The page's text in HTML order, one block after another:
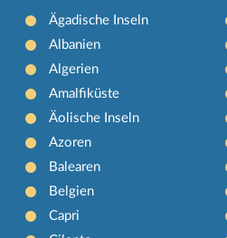
Ägadische Inseln
Albanien
Algerien
Amalfiküste
Äolische Inseln
Azoren
Balearen
Belgien
Capri